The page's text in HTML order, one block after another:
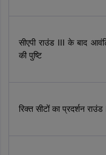
सीएपी राउंड III के बाद
की पुष्टि
रिक्त सीटों का प्रदर्शन राउंड